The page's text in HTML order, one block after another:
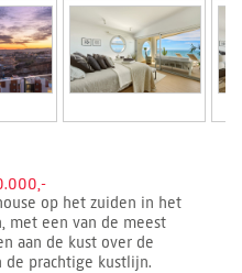
op het zuiden in het
met een van de meest
aan de kust over de
de prachtige kustlijn.